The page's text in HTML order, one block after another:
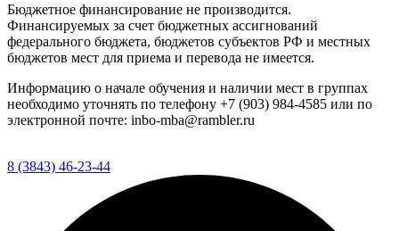
Бюджетное финансирование не производится.
Финансируемых за счет бюджетных ассигнований
федерального бюджета, бюджетов субъектов РФ и местных
бюджетов мест для приема и перевода не имеется.
Информацию о начале обучения и наличии мест в группах
необходимо уточнять по телефону +7 (903) 984-4585 или по
электронной почте: inbo-mba@rambler.ru
8 (3843) 46-23-44